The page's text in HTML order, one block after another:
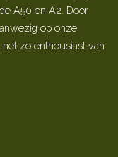
A50 en A2. Door
op onze
zo enthousiast van